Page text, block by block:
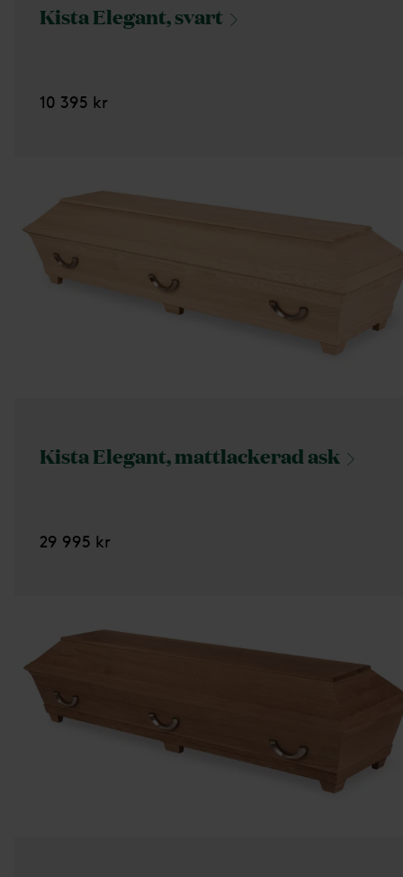
Kista Elegant,svart
10 395 kr
Kista Elegant, mattlackeradask
29 995 kr